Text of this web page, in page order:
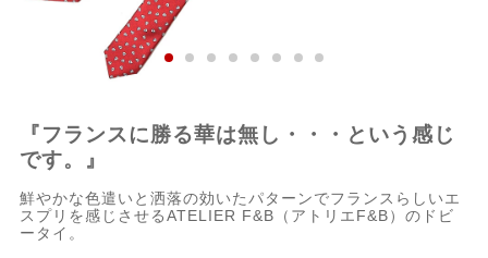
『フランスに勝る華は無し・・・という感じ
です。』
鮮やかな色遣いと洒落の効いたパターンでフランスらしいエ
スプリを感じさせるATELIER F&B（アトリエF&B）のドビ
ータイ。